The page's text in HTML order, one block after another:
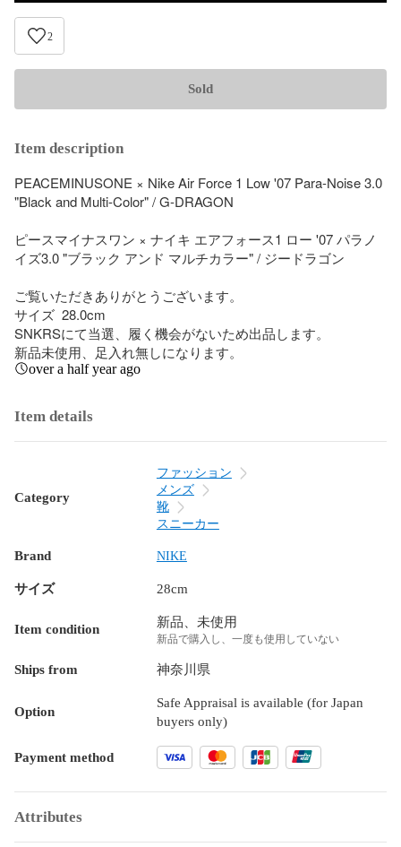
2
Sold
Item description
PEACEMINUSONE × Nike Air Force 1 Low '07 Para-Noise 3.0
"Black and Multi-Color" / G-DRAGON
ピースマイナスワン × ナイキ エアフォース1 ロー '07 パラノ
イズ3.0 "ブラック アンド マルチカラー" / ジードラゴン
ご覧いただきありがとうございます。
サイズ  28.0cm
SNKRSにて当選、履く機会がないため出品します。
新品未使用、足入れ無しになります。
over a half year ago
Item details
Category
ファッション
メンズ
靴
スニーカー
Brand NIKE
サイズ 28cm
Item condition 新品、未使用
新品で購入し、一度も使用していない
Ships from 神奈川県
Option
Safe Appraisal is available (for Japan
buyers only)
Payment method
Attributes